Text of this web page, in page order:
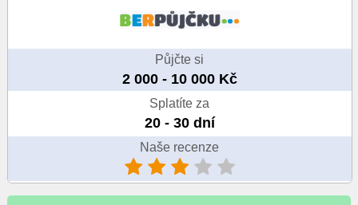
Půjčte si
2 000 - 10 000 Kč
Splatíte za
20 - 30 dní
Naše recenze